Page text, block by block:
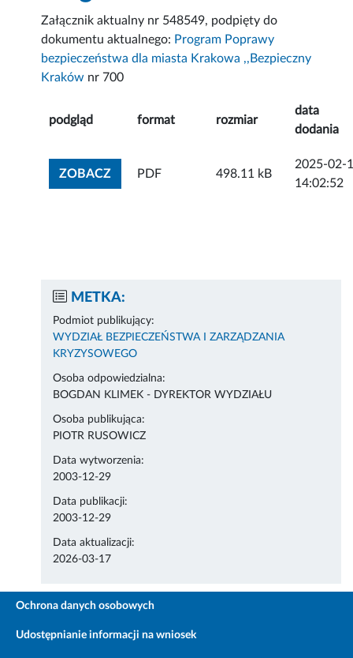
Załącznik aktualny nr 548549, podpięty do
dokumentu aktualnego: Program Poprawy
bezpieczeństwa dla miasta Krakowa ,,Bezpieczny
Kraków nr 700
podgląd format rozmiar
data
dodania
ZOBACZZOBACZ ZAŁĄCZNIK
PDF 498.11 kB
2025-02-
14:02:52
METKA:
Podmiot publikujący:
WYDZIAŁ BEZPIECZEŃSTWA I ZARZĄDZANIA
KRYZYSOWEGO
Osoba odpowiedzialna:
BOGDAN KLIMEK - DYREKTOR WYDZIAŁU
Osoba publikująca:
PIOTR RUSOWICZ
Data wytworzenia:
2003-12-29
Data publikacji:
2003-12-29
Data aktualizacji:
2026-03-17
Ochrona danych osobowych
Udostępnianie informacji na wniosek